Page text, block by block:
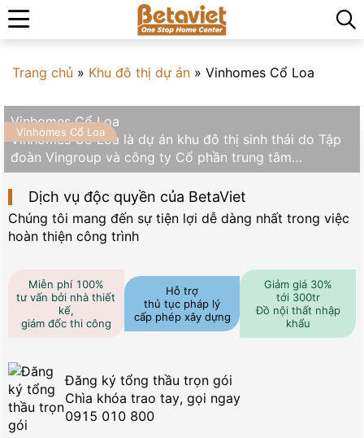
Trang chủ » Khu đô thị dự án » Vinhomes Cổ Loa
Vinhomes Cổ Loa
Vinhomes Cổ Loa
Vinhomes Cổ Loa là dự án khu đô thị sinh thái do Tập
đoàn Vingroup và công ty Cổ phần trung tâm…
Dịch vụ độc quyền của BetaViet
Chúng tôi mang đến sự tiện lợi dễ dàng nhất trong việc
hoàn thiện công trình
Miễn phí 100%
tư vấn bởi nhà thiết
kế,
giám đốc thi công
Hỗ trợ
thủ tục pháp lý
cấp phép xây dựng
Giảm giá 30%
tới 300tr
Đồ nội thất nhập
khẩu
Đăng ký tổng thầu trọn gói
Chìa khóa trao tay, gọi ngay
0915 010 800